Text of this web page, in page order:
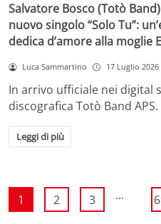
Salvatore Bosco (Totò
nuovo singolo “Solo Tu”:
dedica d’amore alla moglie
Luca Sammartino 17 Luglio 2026
In arrivo ufficiale nei digital
discografica Totò Band
Leggi di più
1 2 3 ...